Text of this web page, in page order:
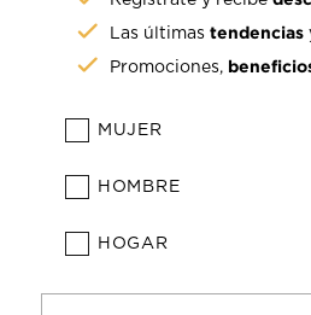
Las últimastendencias
Promociones,
MUJER
HOMBRE
HOGAR